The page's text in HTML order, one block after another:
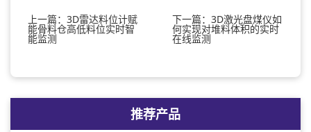
上一篇：3D雷达料位计赋
能骨料仓高低料位实时智
能监测
下一篇：3D激光盘煤仪如
何实现对堆料体积的实时
在线监测
推荐产品